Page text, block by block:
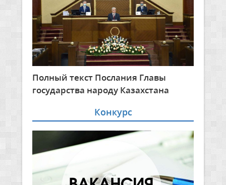
Полный текст Послания Главы
государства народу Казахстана
Конкурс